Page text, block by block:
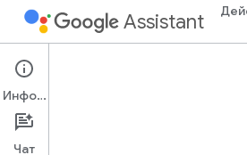
Assistant
Conversational Actions
Путеводители
Информация
Чат